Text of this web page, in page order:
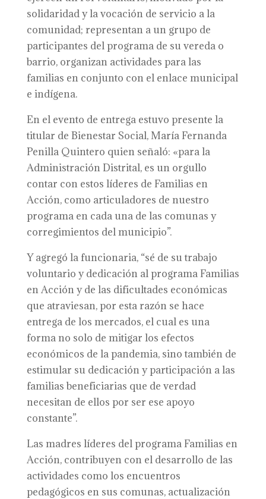
solidaridad y la vocación de servicio a la
comunidad; representan a un grupo de
participantes del programa de su vereda o
barrio, organizan actividades para las
familias en conjunto con el enlace municipal
e indígena.
En el evento de entrega estuvo presente la
titular de Bienestar Social, María Fernanda
Penilla Quintero quien señaló: «para la
Administración Distrital, es un orgullo
contar con estos líderes de Familias en
Acción, como articuladores de nuestro
programa en cada una de las comunas y
corregimientos del municipio”.
Y agregó la funcionaria, “sé de su trabajo
voluntario y dedicación al programa Familias
en Acción y de las dificultades económicas
que atraviesan, por esta razón se hace
entrega de los mercados, el cual es una
forma no solo de mitigar los efectos
económicos de la pandemia, sino también de
estimular su dedicación y participación a las
familias beneficiarias que de verdad
necesitan de ellos por ser ese apoyo
constante”.
Las madres líderes del programa Familias en
Acción, contribuyen con el desarrollo de las
actividades como los encuentros
pedagógicos en sus comunas, actualización